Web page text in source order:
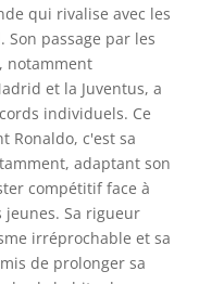
qui rivalise avec les
passage par les
notamment
et la Juventus, a
individuels. Ce
Ronaldo, c'est sa
adaptant son
compétitif face à
Sa rigueur
irréprochable et sa
de prolonger sa